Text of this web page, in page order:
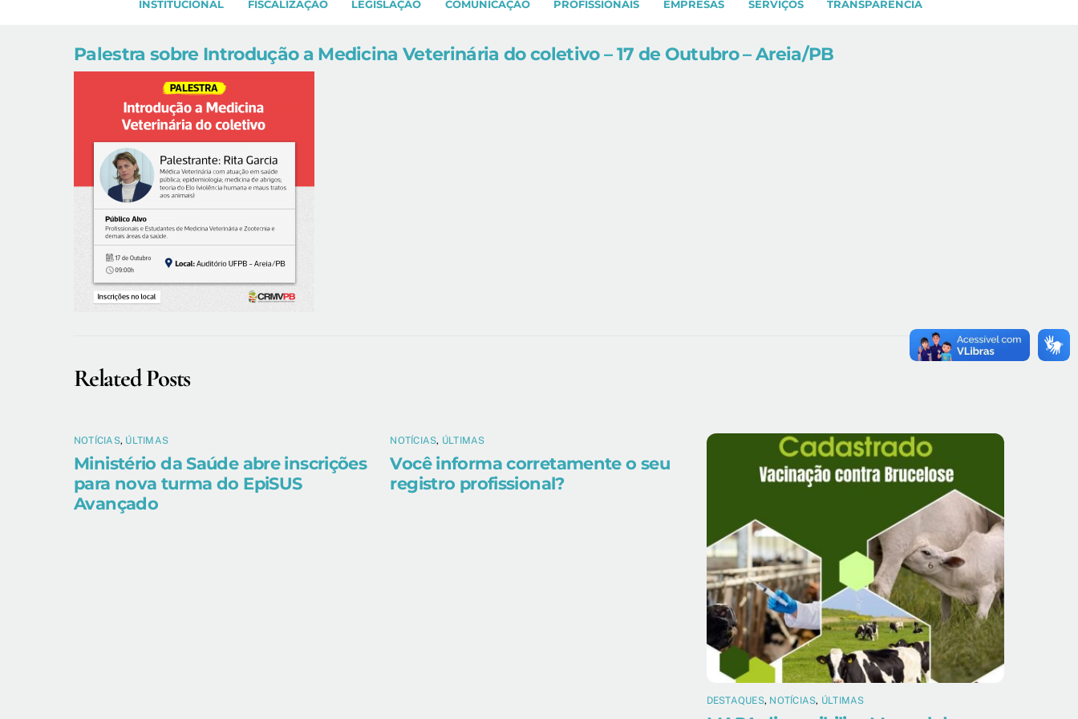
INSTITUCIONAL FISCALIZAÇÃO LEGISLAÇÃO COMUNICAÇÃO PROFISSIONAIS EMPRESAS SERVIÇOS TRANSPARÊNCIA
Palestra sobre Introdução a Medicina Veterinária do coletivo – 17 de Outubro – Areia/PB
Related Posts
NOTÍCIAS, ÚLTIMAS
Ministério da Saúde abre inscrições
para nova turma do EpiSUS
Avançado
NOTÍCIAS, ÚLTIMAS
Você informa corretamente o seu
registro profissional?
DESTAQUES, NOTÍCIAS, ÚLTIMAS